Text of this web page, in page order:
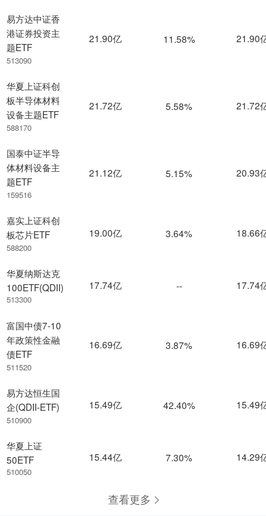
易方达中证香
港证券投资主
题ETF
513090
华夏上证科创
板半导体材料
设备主题ETF
588170
国泰中证半导
体材料设备主
题ETF
159516
嘉实上证科创
板芯片ETF
588200
华夏纳斯达克
100ETF(QDII)
513300
富国中债7-10
年政策性金融
债ETF
511520
易方达恒生国
企(QDII-ETF)
510900
华夏上证
50ETF
510050
21.90亿 11.58% 21.90
21.72亿 5.58% 21.72
21.12亿 5.15% 20.93
19.00亿 3.64% 18.66
17.74亿 -- 17.74
16.69亿 3.87% 16.69
15.49亿 42.40% 15.49
15.44亿 7.30% 14.29
查看更多